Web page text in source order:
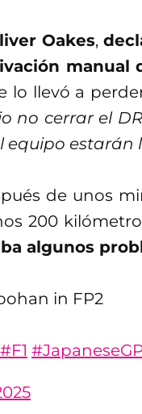
Oakes,
manual
lo llevó a
no cerrar el
equipo estarán
de unos
200
algunos
in FP2
#F1